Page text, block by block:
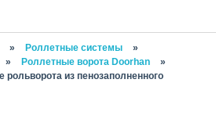
» Роллетные системы
»
» Роллетные ворота Doorhan
»
из пенозаполненного